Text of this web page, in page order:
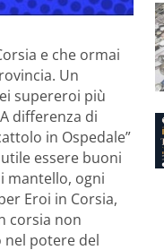
e che ormai
Un
supereroi più
differenza di
in Ospedale”
essere buoni
mantello, ogni
Eroi in Corsia,
corsia non
nel potere del